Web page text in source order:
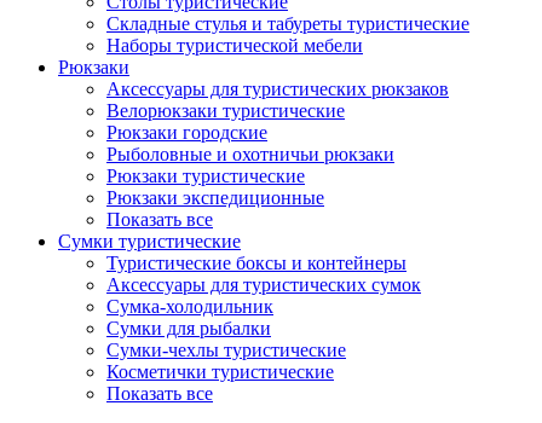
Складные стулья и табуреты туристические
Наборы туристической мебели
Рюкзаки
Аксессуары для туристических рюкзаков
Велорюкзаки туристические
Рюкзаки городские
Рыболовные и охотничьи рюкзаки
Рюкзаки туристические
Рюкзаки экспедиционные
Показать все
Сумки туристические
Туристические боксы и контейнеры
Аксессуары для туристических сумок
Сумка-холодильник
Сумки для рыбалки
Сумки-чехлы туристические
Косметички туристические
Показать все